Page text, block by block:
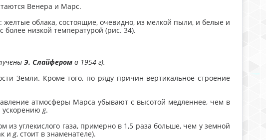
Венера и Марс.
облака, состоящие, очевидно, из мелкой пыли, и белые и
низкой температурой (рис. 34).
Э. Слайфером в 1954 г).
Земли. Кроме того, по ряду причин вертикальное строение
атмосферы Марса убывают с высотой медленнее, чем в
ускорениюg.
углекислого газа, примерно в 1,5 раза больше, чем у земной
иg, стоит в знаменателе).